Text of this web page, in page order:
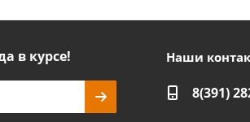
в курсе! Наши
8(391)